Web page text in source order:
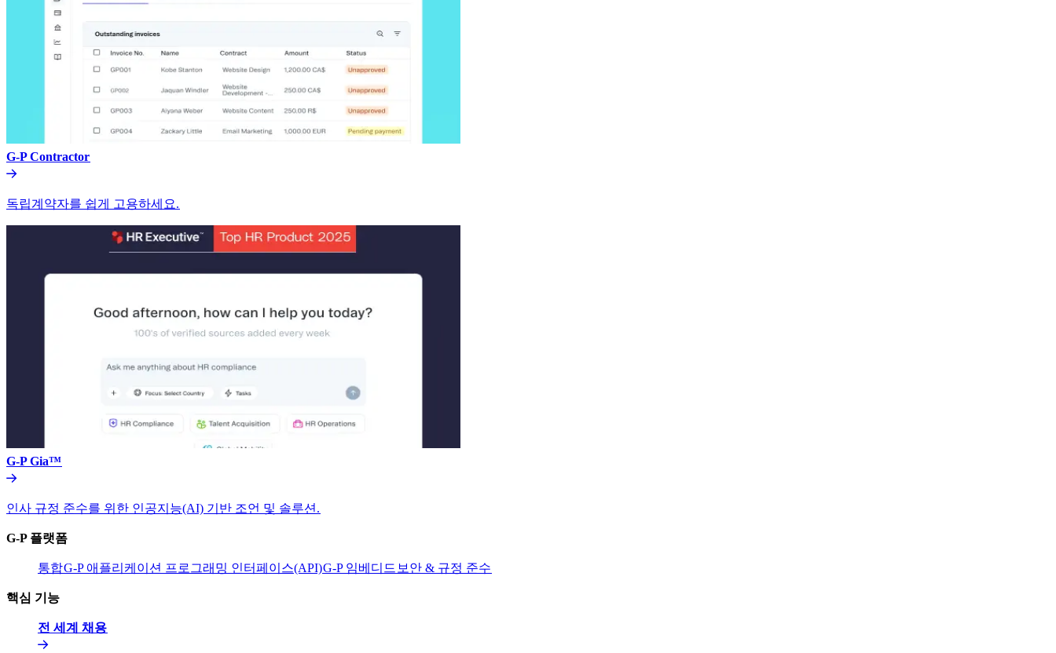
G-P Contractor​​
독립계약자를 쉽게 고용하세요.​​
G-P Gia™​​
인사 규정 준수를 위한 인공지능(AI) 기반 조언 및 솔루션.​​
G-P 플랫폼​​
통합​​G-P 애플리케이션 프로그래밍 인터페이스(API)​​G-P 임베디드​​ 보안 & 규정 준수​​
핵심 기능​​
전 세계 채용​​